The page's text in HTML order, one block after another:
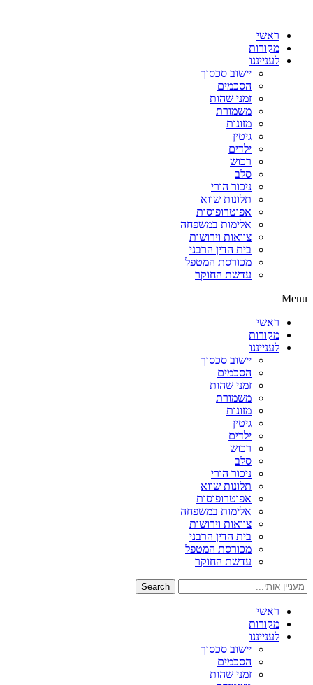
ראשי
מקורות
לענייננו
יישוב סכסוך
הסכמים
זמני שהות
משמורת
מזונות
גיטין
ילדים
רכוש
סלב
ניכור הורי
תלונות שווא
אפוטרופוסות
אלימות במשפחה
צוואות וירושות
בית הדין הרבני
מכורסת המטפל
עדשת החוקר
Menu
ראשי
מקורות
לענייננו
יישוב סכסוך
הסכמים
זמני שהות
משמורת
מזונות
גיטין
ילדים
רכוש
סלב
ניכור הורי
תלונות שווא
אפוטרופוסות
אלימות במשפחה
צוואות וירושות
בית הדין הרבני
מכורסת המטפל
עדשת החוקר
Search
ראשי
מקורות
לענייננו
יישוב סכסוך
הסכמים
זמני שהות